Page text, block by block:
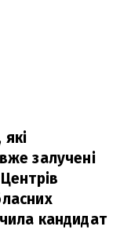
залучені
кандидат